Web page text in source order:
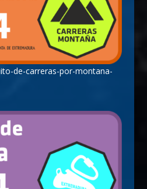
de-carreras-por-montana-